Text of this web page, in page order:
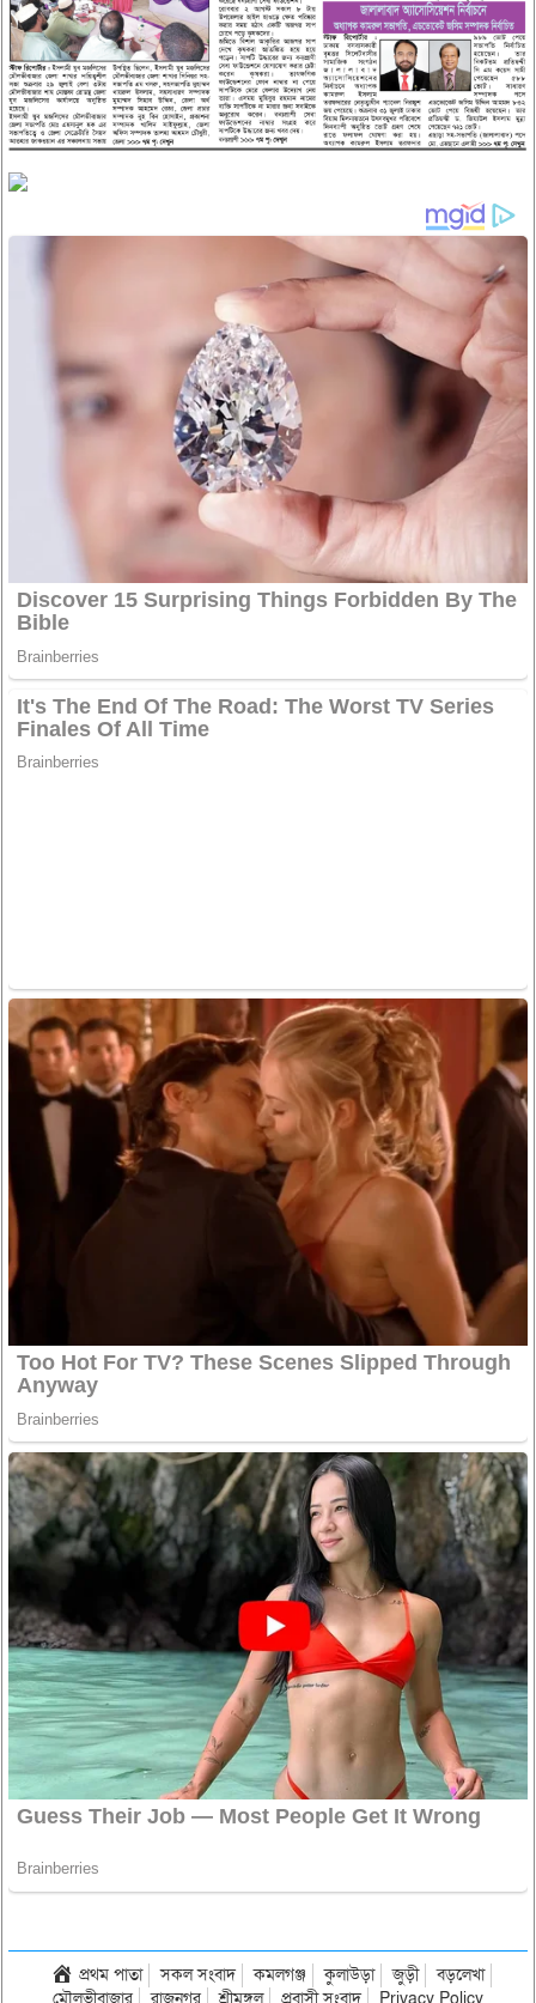
প্রথম পাতা সকল সংবাদ কমলগঞ্জ কুলাউড়া জুড়ী
বড়লেখা